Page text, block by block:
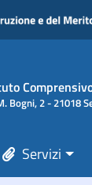
Bogni, 2 - 21018
Servizi